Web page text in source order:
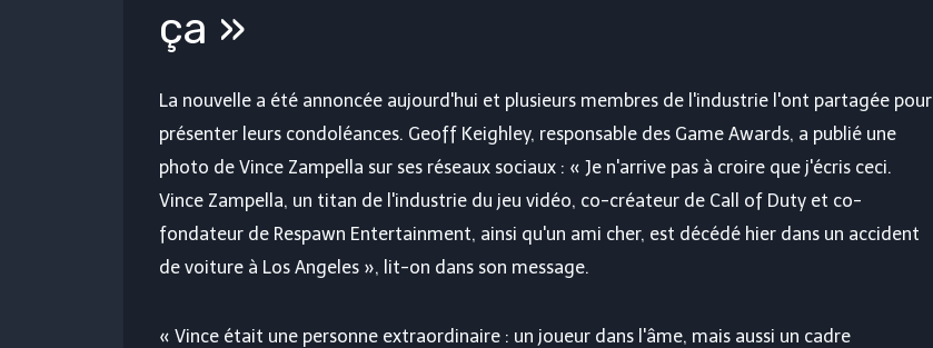
ça »
La nouvelle a été annoncée aujourd'hui et plusieurs membres de l'industrie l'ont partagée pour
présenter leurs condoléances. Geoff Keighley, responsable des Game Awards, a publié une
photo de Vince Zampella sur ses réseaux sociaux : « Je n'arrive pas à croire que j'écris ceci.
Vince Zampella, un titan de l'industrie du jeu vidéo, co-créateur de Call of Duty et co-
fondateur de Respawn Entertainment, ainsi qu'un ami cher, est décédé hier dans un accident
de voiture à Los Angeles », lit-on dans son message.
« Vince était une personne extraordinaire : un joueur dans l'âme, mais aussi un cadre